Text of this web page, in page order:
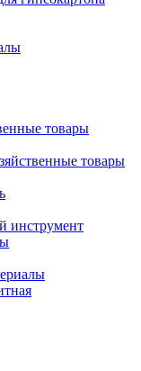
товары
товары
инструмент